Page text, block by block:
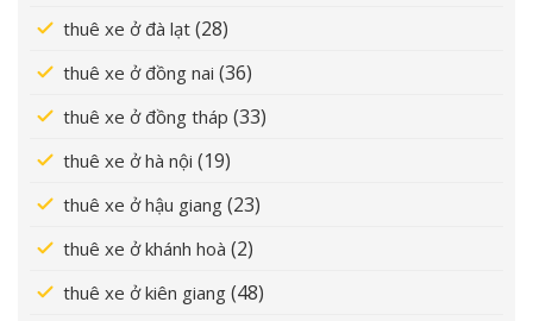
thuê xe ở đà lạt (28)
thuê xe ở đồng nai (36)
thuê xe ở đồng tháp (33)
thuê xe ở hà nội (19)
thuê xe ở hậu giang (23)
thuê xe ở khánh hoà (2)
thuê xe ở kiên giang (48)